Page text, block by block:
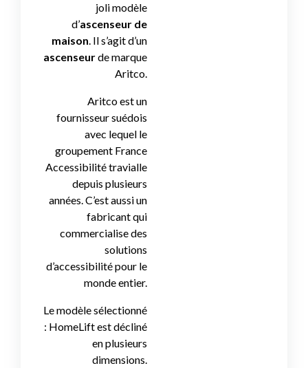
joli modèle
d’ascenseur de
maison. Il s’agit d’un
ascenseurde marque
Aritco.
Aritco est un
fournisseur suédois
avec lequel le
groupement France
Accessibilité travialle
depuis plusieurs
années. C’est aussi un
fabricant qui
commercialise des
solutions
d’accessibilité pour le
monde entier.
Le modèle sélectionné
: HomeLift est décliné
en plusieurs
dimensions.